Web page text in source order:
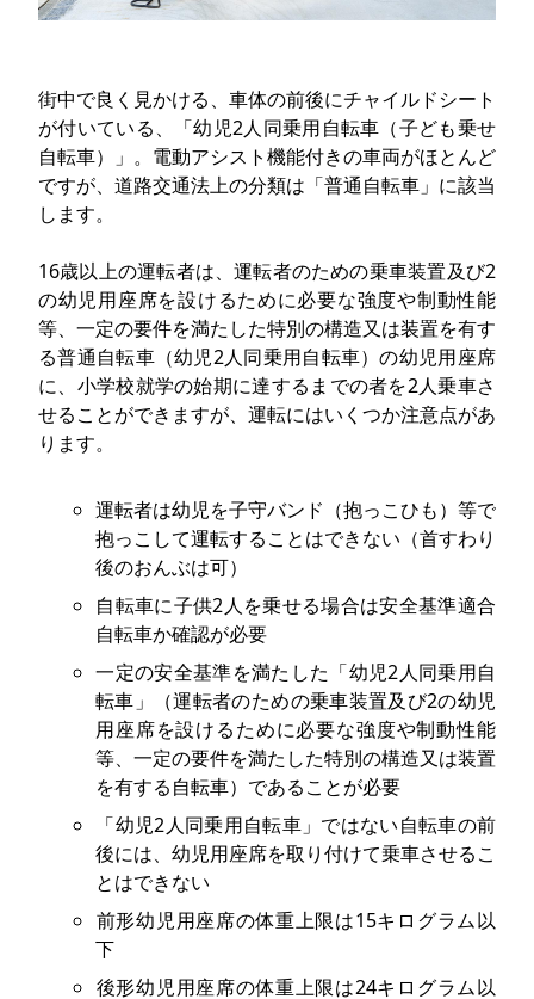
街中で良く見かける、車体の前後にチャイルドシート
が付いている、「幼児2人同乗用自転車（子ども乗せ
自転車）」。電動アシスト機能付きの車両がほとんど
ですが、道路交通法上の分類は「普通自転車」に該当
します。
16歳以上の運転者は、運転者のための乗車装置及び2
の幼児用座席を設けるために必要な強度や制動性能
等、一定の要件を満たした特別の構造又は装置を有す
る普通自転車（幼児2人同乗用自転車）の幼児用座席
に、小学校就学の始期に達するまでの者を2人乗車さ
せることができますが、運転にはいくつか注意点があ
ります。
運転者は幼児を子守バンド（抱っこひも）等で
抱っこして運転することはできない（首すわり
後のおんぶは可）
自転車に子供2人を乗せる場合は安全基準適合
自転車か確認が必要
一定の安全基準を満たした「幼児2人同乗用自
転車」（運転者のための乗車装置及び2の幼児
用座席を設けるために必要な強度や制動性能
等、一定の要件を満たした特別の構造又は装置
を有する自転車）であることが必要
「幼児2人同乗用自転車」ではない自転車の前
後には、幼児用座席を取り付けて乗車させるこ
とはできない
前形幼児用座席の体重上限は15キログラム以
下
後形幼児用座席の体重上限は24キログラム以